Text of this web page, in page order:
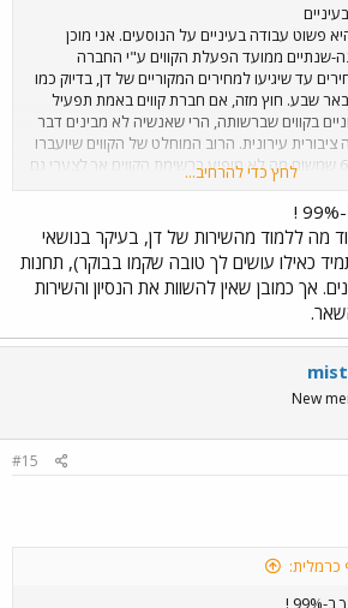
פשוט עבודה בעיניים על הנוסעים. אני מוכן
שנתיים ממועד הפעלת הקווים ע"י החברה
עד שיגיעו למחירים המקוריים של דן, בדיוק כמו
שבע. חוץ מזה, אם חברת קווים באמת תפעיל
בקווים שברשותה, הרי שאנשיה לא מבינים דבר
עירונית. הרוב המוחלט של הקווים שיועברו
לחברה (כולל קו 68 שמשום מה לא מופיע ברשימת הקווים אך לצערי גם
להילקח מדן) הם קווים עירוניים לכל דבר! אסור
מתי כבר
התחבורה שהרפורמה היא אסון לתחבורה
מה היה רע אם היו משאירים את כל
של "אגד" ו"דן" במקום להעביר אותם
ולא מנוסות שבין כל הנזקים שהן
אוטובוסים בינעירוניים לקווים עירוניים
על גבי שנים באמצעות אוטובוסים עירוניים
העצוב ביותר הוא שאף אחד לא שם לזה סוף,
למכרזים עוד ועוד קווים שגם בהם תרד רמת
לאחר הורדת מחירי הנסיעה עם
וכמובן העלאתם מחדש לאחר זמן
וסילחו לי בבקשה על כתיבתי העצבנית בנושא
תחבורה ציבורית, ממש מרתיח אותי שמערכת
אחורנית ומבצעת רפורמה שהורסת את
הטובות והמנוסות ביותר בישראל, אגד ודן, שאך ורק
תחבורה ציבורית אוטובוסית ראויה לשמה, וכעת הכל
הרפורמה.
לחץ כדי להרחיב...
!
מה ללמוד מהשירות של דן, בעיקר בנושאי
תמיד כאילו עושים לך טובה שקמו בבוקר), תחנות
אך כמובן שאין להשוות את הנסיון והשירות
New
#15
כרמלית:
!